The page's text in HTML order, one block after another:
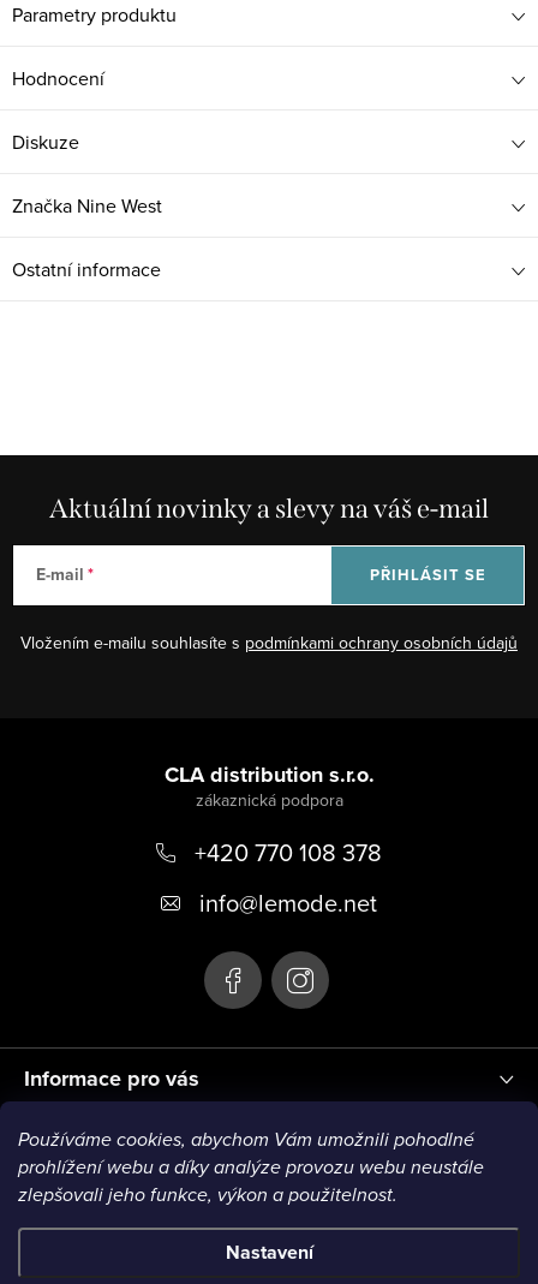
Používáme cookies, abychom Vám umožnili pohodlné
prohlížení webu a díky analýze provozu webu neustále
zlepšovali jeho funkce, výkon a použitelnost.
Nastavení
Parametry produktu
Hodnocení
Diskuze
Značka Nine West
Ostatní informace
Aktuální novinky a slevy na váš e-mail
E-mail
Vložením e-mailu souhlasíte s podmínkami ochrany osobních údajů
PŘIHLÁSIT SE
Informace pro vás
CLA distribution s.r.o.
+420 770 108 378
info@lemode.net
Blog